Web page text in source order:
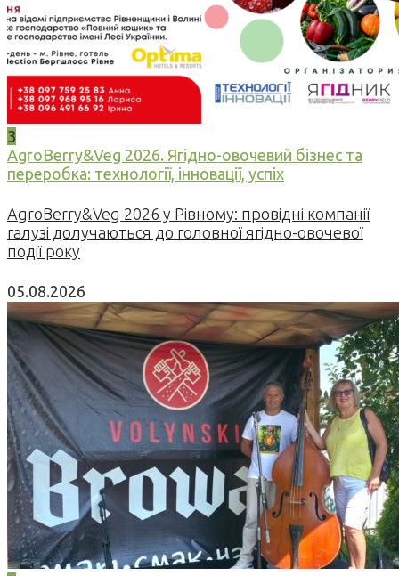
3
AgroBerry&Veg 2026. Ягідно-овочевий бізнес та
переробка: технології, інновації, успіх
AgroBerry&Veg 2026 у Рівному: провідні компанії
галузі долучаються до головної ягідно-овочевої
події року
05.08.2026